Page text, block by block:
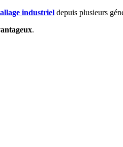
industriel depuis plusieurs
.